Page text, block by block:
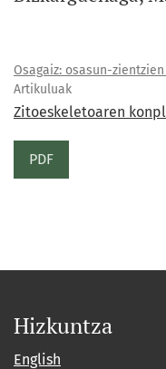
Osagaiz: osasun-
Artikuluak
Zitoeskeletoaren
PDF
Hizkuntza
English